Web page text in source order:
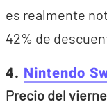
es realmente
42% de
4. Nintendo
Precio del